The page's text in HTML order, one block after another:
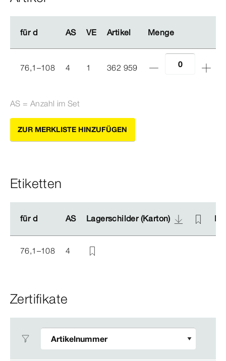
für d AS VE Artikel Menge
für d AS VE Artikel Menge
76,1–108 4 1 362 959
AS = Anzahl im Set
ZUR MERKLISTE HINZUFÜGEN
Etiketten
für d AS Lagerschilder (Karton)
für d AS Lagerschilder (Karton)
76,1–108 4
Zertifikate